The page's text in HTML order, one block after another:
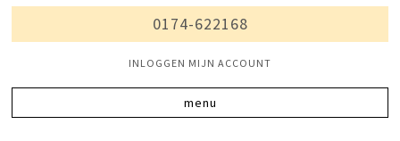
0174-622168
INLOGGEN MIJN ACCOUNT